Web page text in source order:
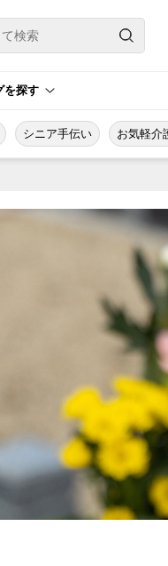
を探す
シニア手伝い お気軽介